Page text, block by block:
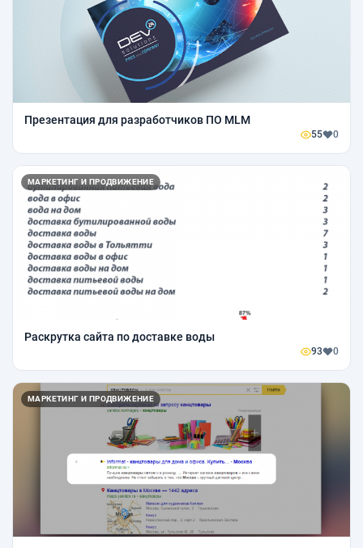
Презентация для разработчиков ПО MLM
55 0
МАРКЕТИНГ И ПРОДВИЖЕНИЕ
Раскрутка сайта по доставке воды
93 0
МАРКЕТИНГ И ПРОДВИЖЕНИЕ